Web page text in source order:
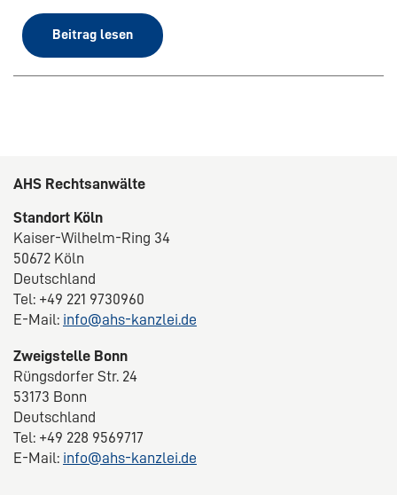
Beitrag lesen
AHS Rechtsanwälte
Standort Köln
Kaiser-Wilhelm-Ring 34
50672 Köln
Deutschland
Tel: +49 221 9730960
E-Mail: info@ahs-kanzlei.de
Zweigstelle Bonn
Rüngsdorfer Str. 24
53173 Bonn
Deutschland
Tel: +49 228 9569717
E-Mail: info@ahs-kanzlei.de